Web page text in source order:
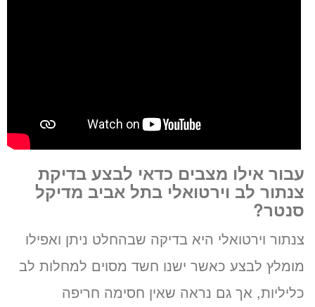
עבור אילו מצבים כדאי לבצע בדיקת
צנתור לב וירטואלי בתל אביב מדיקל
סנטר?
צנתור וירטואלי היא בדיקה שבהחלט ניתן ואפילו
מומלץ לבצע כאשר ישנו חשד מסוים למחלות לב
כליליות, אך גם נראה שאין חסימה חריפה